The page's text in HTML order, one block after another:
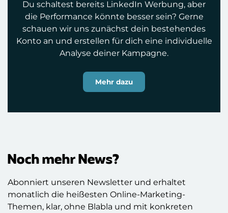
Du schaltest bereits LinkedIn Werbung, aber
die Performance könnte besser sein? Gerne
schauen wir uns zunächst dein bestehendes
Konto an und erstellen für dich eine individuelle
Analyse deiner Kampagne.
Mehr dazu
Noch mehr News?
Abonniert unseren Newsletter und erhaltet
monatlich die heißesten Online-Marketing-
Themen, klar, ohne Blabla und mit konkreten